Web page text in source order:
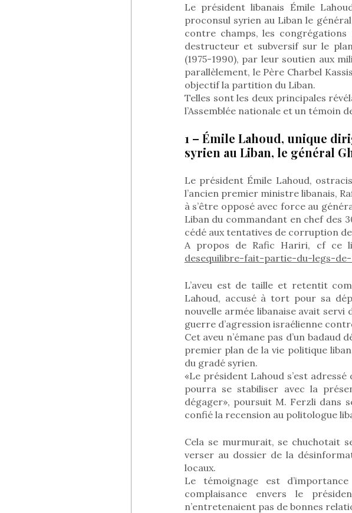
Le président libanais Émile
proconsul syrien au Liban le
contre champs, les
destructeur et subversif sur le
(1975-1990), par leur soutien aux
parallèlement, le Père Charbel
objectif la partition du Liban.
Telles sont les deux principales
l’Assemblée nationale et un témoin
1 – Émile Lahoud, unique
syrien au Liban, le général
Le président Émile Lahoud,
l’ancien premier ministre libanais,
à s’être opposé avec force au
Liban du commandant en chef des
cédé aux tentatives de corruption
A propos de Rafic Hariri, cf ce
desequilibre-fait-partie-du-legs-
L’aveu est de taille et retentit
Lahoud, accusé à tort pour sa
nouvelle armée libanaise avait
guerre d’agression israélienne
Cet aveu n’émane pas d’un
premier plan de la vie politique
du gradé syrien.
«Le président Lahoud s’est
pourra se stabiliser avec la
dégager», poursuit M. Ferzli dans
confié la recension au politologue
Cela se murmurait, se chuchotait
verser au dossier de la
locaux.
Le témoignage est
complaisance envers le
n’entretenaient pas de bonnes